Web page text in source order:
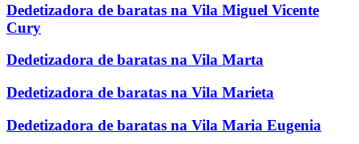
Dedetizadora de baratas na Vila Miguel Vicente
Cury
Dedetizadora de baratas na Vila Marta
Dedetizadora de baratas na Vila Marieta
Dedetizadora de baratas na Vila Maria Eugenia